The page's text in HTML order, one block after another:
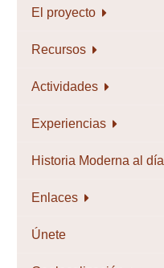
El proyecto
Recursos
Actividades
Experiencias
Historia Moderna al día
Enlaces
Únete